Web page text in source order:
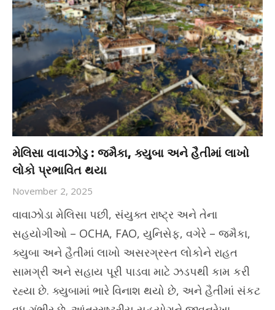
મેલિસા વાવાઝોડુ : જમૈકા, ક્યુબા અને હૈતીમાં લાખો
લોકો પ્રભાવિત થયા
November 2, 2025
વાવાઝોડા મેલિસા પછી, સંયુક્ત રાષ્ટ્ર અને તેના
સહયોગીઓ – OCHA, FAO, યુનિસેફ, વગેરે – જમૈકા,
ક્યુબા અને હૈતીમાં લાખો અસરગ્રસ્ત લોકોને રાહત
સામગ્રી અને સહાય પૂરી પાડવા માટે ઝડપથી કામ કરી
રહ્યા છે. ક્યુબામાં ભારે વિનાશ થયો છે, અને હૈતીમાં સંકટ